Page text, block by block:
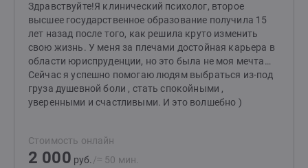
мешающие во взрослой жизниотсутствие,
недоступность или эмоциональная холодность
одного из родителейнасилие со стороны взрослых и
братьев/сестер: эмоциональное, физическое,
сексуальноедефицит или отсутствие родительского
внимания в детствесмерть значимого
взрослоговзрослые дети из деструктивных семей
Здравствуйте!Я клинический психолог, второе
высшее государственное образование получила 15
лет назад после того, как решила круто изменить
свою жизнь. У меня за плечами достойная карьера в
области юриспруденции, но это была не моя мечта…
Сейчас я успешно помогаю людям выбраться из-под
груза душевной боли , стать спокойными ,
уверенными и счастливыми. И это волшебно )
Стоимость онлайн
2 000 руб. /≈ 50 мин.